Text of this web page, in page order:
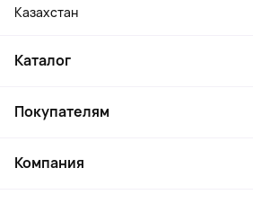
Казахстан
Каталог
Ноутбуки, мониторы, VR
Косметика и уход
Покупателям
Как заказать
Компания